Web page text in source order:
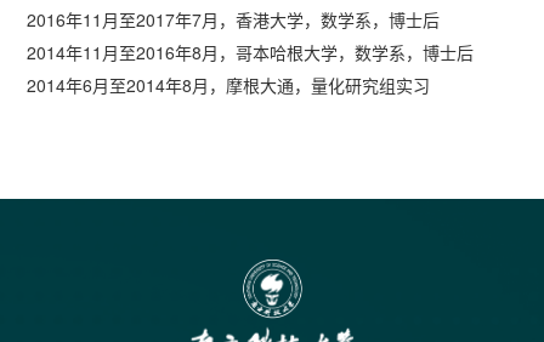
2016年11月至2017年7月，香港大学，数学系，博士后
2014年11月至2016年8月，哥本哈根大学，数学系，博士后
2014年6月至2014年8月，摩根大通，量化研究组实习